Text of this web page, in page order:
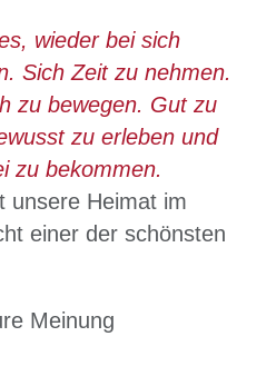
wieder bei sich
Sich Zeit zu nehmen.
zu bewegen. Gut zu
zu erleben und
zu bekommen.
unsere Heimat im
einer der schönsten
Meinung